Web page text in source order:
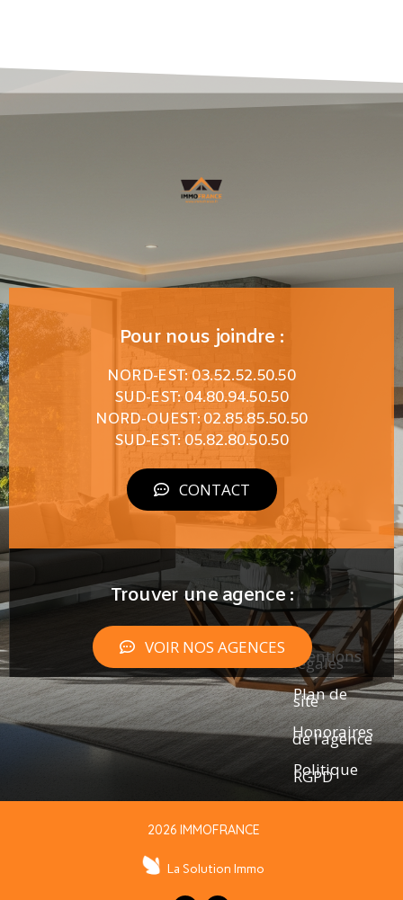
Pour nous joindre :
NORD-EST: 03.52.52.50.50
SUD-EST: 04.80.94.50.50
NORD-OUEST: 02.85.85.50.50
SUD-EST: 05.82.80.50.50
CONTACT
Trouver une agence :
VOIR NOS AGENCES Mentions
légales
Plan de
site
Honoraires
de l’agence
Politique
RGPD
2026 IMMOFRANCE
La Solution Immo